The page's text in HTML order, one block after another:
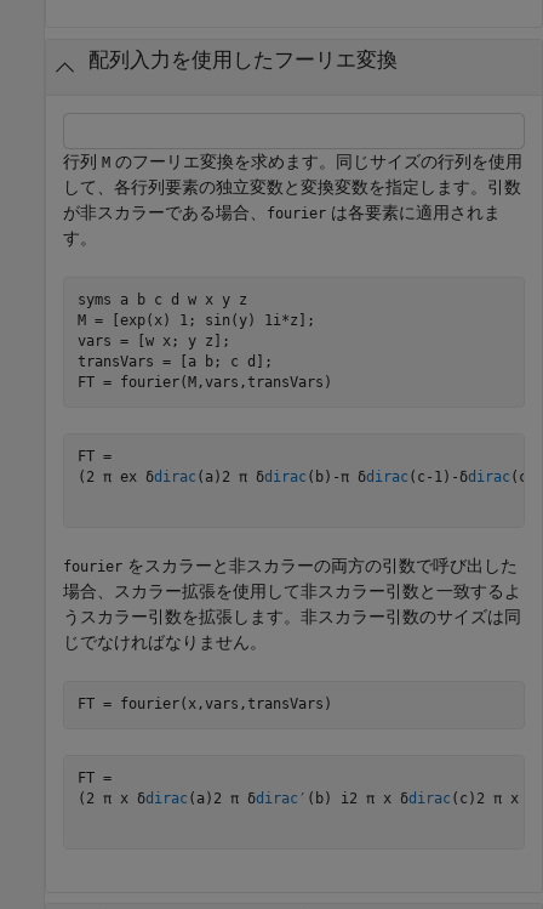
配列入力を使用したフーリエ変換
行列 M のフーリエ変換を求めます。同じサイズの行列を使用
して、各行列要素の独立変数と変換変数を指定します。引数
が非スカラーである場合、
fourier は各要素に適用されま
す。
syms a b c d w x y
z
M = [exp(x) 1; sin(y) 1i*z];
vars = [w x; y z];
transVars = [a b; c d];
FT = fourier(M,vars,transVars)
( 2 π ex δdirac ( a ) 2 π δdirac ( b) -π δdirac ( c - 1) - δdirac ( c
fourier をスカラーと非スカラーの両方の引数で呼び出した
場合、スカラー拡張を使用して非スカラー引数と一致するよ
うスカラー引数を拡張します。非スカラー引数のサイズは同
じでなければなりません。
FT = fourier(x,vars,transVars)
( 2 π x δdirac ( a ) 2 π δdirac ′ ( b) i2 π x δdirac ( c ) 2 π x